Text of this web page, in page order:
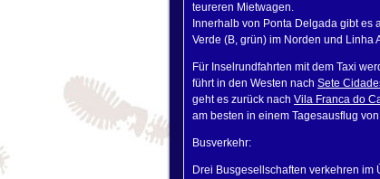
teureren Mietwagen.
Innerhalb von Ponta Delgada gibt es
Verde (B, grün) im Norden und Linha
Für Inselrundfahrten mit dem Taxi
führt in den Westen nach Sete
geht es zurück nach Vila Franca do
am besten in einem Tagesausflug
Busverkehr:
Drei Busgesellschaften verkehren